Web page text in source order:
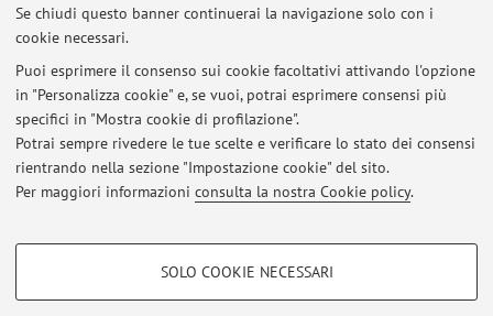
Se chiudi questo banner continuerai la navigazione solo con i
cookie necessari.
Puoi esprimere il consenso sui cookie facoltativi attivando l'opzione
in "Personalizza cookie" e, se vuoi, potrai esprimere consensi più
specifici in "Mostra cookie di profilazione".
Potrai sempre rivedere le tue scelte e verificare lo stato dei consensi
rientrando nella sezione "Impostazione cookie" del sito.
Per maggiori informazioni consulta la nostra Cookie policy.
COOKIE DI PROFILAZIONE - FACOLTATIVI
SOLO COOKIE NECESSARI
Ultimi avvisi
Al momento non sono presenti avvisi.
Area riservata